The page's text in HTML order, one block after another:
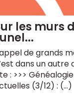
les murs
de grands
dans un autre
: >>>
(3/12) : (…)